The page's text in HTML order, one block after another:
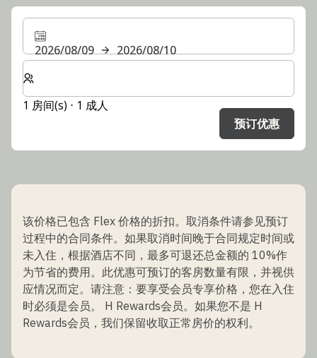
2026/08/09
2026/08/10
选择房间数和入住人数
1 房间(s) ⋅ 1 成人
预订优惠
该价格已包含 Flex 价格的折扣。取消条件请参见预订
过程中的合同条件。如果取消时间晚于合同规定时间或
未入住，根据酒店不同，最多可退还总金额的 10%作
为节省的费用。此优惠可预订的客房数量有限，并视供
应情况而定。请注意：要享受会员专享价格，您在入住
时必须是会员。 H Rewards会员。如果您不是 H
Rewards会员，我们保留收取正常房价的权利。